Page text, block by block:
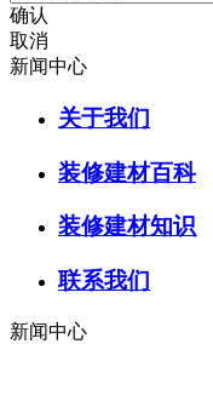
确认
取消
新闻中心
关于我们
装修建材百科
装修建材知识
联系我们
新闻中心